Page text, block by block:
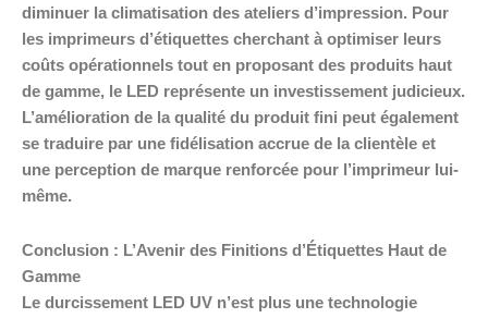
diminuer la climatisation des ateliers d’impression. Pour
les imprimeurs d’étiquettes cherchant à optimiser leurs
coûts opérationnels tout en proposant des produits haut
de gamme, le LED représente un investissement judicieux.
L’amélioration de la qualité du produit fini peut également
se traduire par une fidélisation accrue de la clientèle et
une perception de marque renforcée pour l’imprimeur lui-
même.
Conclusion : L’Avenir des Finitions d’Étiquettes Haut de
Gamme
Le durcissement LED UV n’est plus une technologie